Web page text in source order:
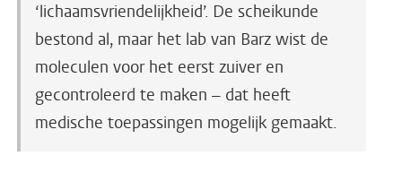
‘lichaamsvriendelijkheid’. De scheikunde
bestond al, maar het lab van Barz wist de
moleculen voor het eerst zuiver en
gecontroleerd te maken – dat heeft
medische toepassingen mogelijk gemaakt.